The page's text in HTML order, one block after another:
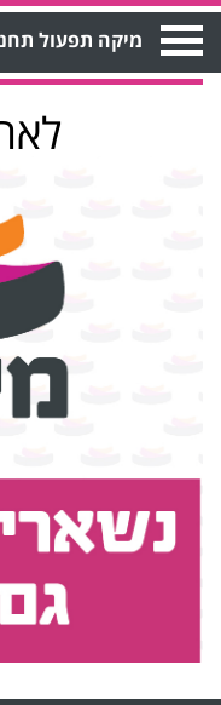
Open
Menu מיקה תפעול